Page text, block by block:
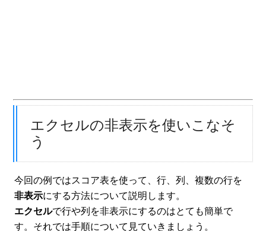
エクセルの非表示を使いこなそ
う
今回の例ではスコア表を使って、行、列、複数の行を
非表示にする方法について説明します。
エクセルで行や列を非表示にするのはとても簡単で
す。それでは手順について見ていきましょう。